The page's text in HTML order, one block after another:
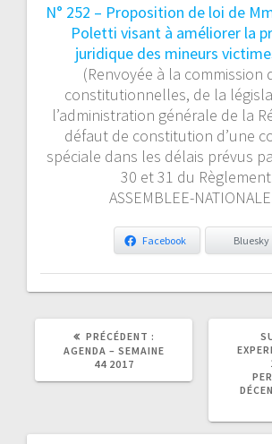
N° 252 – Proposition de loi de
Poletti visant à améliorer la
juridique des mineurs
(Renvoyée à la commission
constitutionnelles, de la
l’administration générale de la
défaut de constitution d’une
spéciale dans les délais prévus
30 et 31 du
ASSEMBLEE-
Facebook Bluesky
PRÉCÉDENT :
ARTICLE
PRÉCÉDENT
AGENDA – SEMAINE
44 2017
ARTICLE